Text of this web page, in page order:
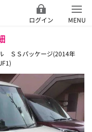
ログイン MENU
ＳＳパッケージ(2014年